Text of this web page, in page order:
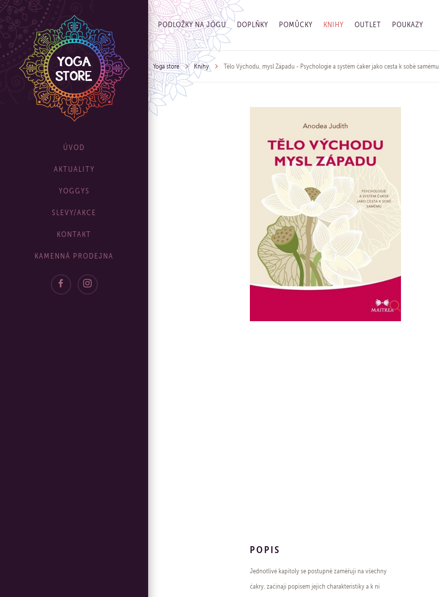
ÚVOD
AKTUALITY
YOGGYS
SLEVY/AKCE
KONTAKT
KAMENNÁ PRODEJNA
PODLOŽKY NA JÓGU DOPLŇKY POMŮCKY KNIHY OUTLET POUKAZY
Yoga store Knihy Tělo Východu, mysl Západu - Psychologie a systém čaker jako cesta k sobě samému
POPIS
Jednotlivé kapitoly se postupně zaměřují na všechny
čakry, začínají popisem jejich charakteristiky a k ní